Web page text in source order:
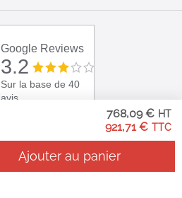
921,71 €
768,09 €
Ajouter au panier
Google Reviews
3.2
Sur la base de 40
avis